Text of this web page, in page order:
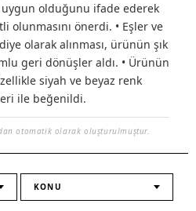
olduğunu ifade ederek
olunmasını önerdi. • Eşler ve
olarak alınması, ürünün şık
geri dönüşler aldı. • Ürünün
siyah ve beyaz renk
ile beğenildi.
otomatik olarak oluşturulmuştur.
KONU